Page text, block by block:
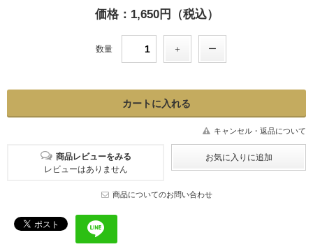
価格：1,650円（税込）
数量
キャンセル・返品について
商品レビューをみる
レビューはありません
商品についてのお問い合わせ